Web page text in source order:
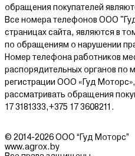
обращения покупателей
Все номера телефонов ООО
страницах сайта, являются в
по обращениям о нарушении
Номер телефона работников
распорядительных органов по
регистрации ООО «Гуд
рассматривать обращения
17 3181333,+375 17 3608211.
© 2014-2026 ООО “Гуд Моторс”
www.agrox.by